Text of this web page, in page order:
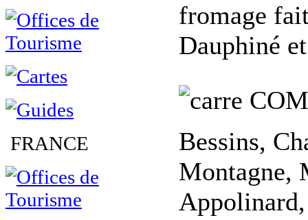
FRANCE
fromage
Dauphiné
Bessins,
Montagne,